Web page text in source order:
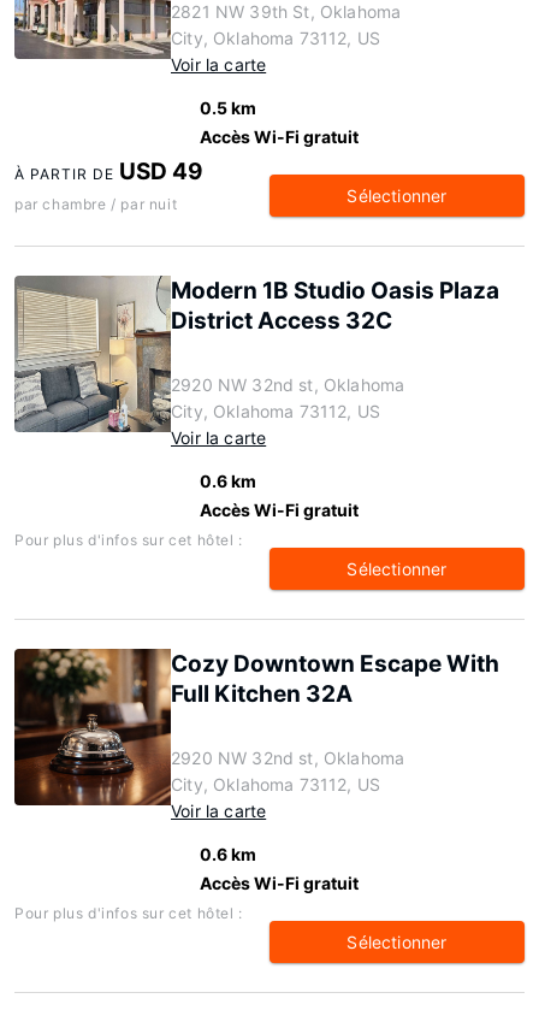
2821 NW 39th St, Oklahoma
City, Oklahoma 73112, US
Voir la carte
0.5 km
Accès Wi-Fi gratuit
À PARTIR DE USD 49
par chambre / par nuit Sélectionner
Modern 1B Studio Oasis Plaza
District Access 32C
2920 NW 32nd st, Oklahoma
City, Oklahoma 73112, US
Voir la carte
0.6 km
Accès Wi-Fi gratuit
Pour plus d'infos sur cet hôtel :
Sélectionner
Cozy Downtown Escape With
Full Kitchen 32A
2920 NW 32nd st, Oklahoma
City, Oklahoma 73112, US
Voir la carte
0.6 km
Accès Wi-Fi gratuit
Pour plus d'infos sur cet hôtel :
Sélectionner